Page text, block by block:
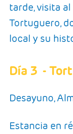
tarde, visita
Tortuguero,
local y su
Día 3 -
Desayuno,
Estancia en